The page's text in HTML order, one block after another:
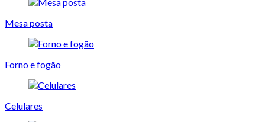
Mesa posta
Forno e fogão
Celulares